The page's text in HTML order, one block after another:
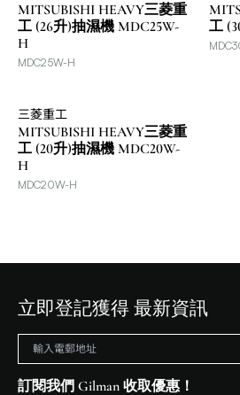
MITSUBISHI HEAVY三菱重
工 (26升)抽濕機 MDC25W-
H
MDC25W-H
三菱重工
MITSUBISHI HEAVY三菱重
工 (20升)抽濕機 MDC20W-
H
MDC20W-H
立即登記獲得 最新資訊
訂閱我們 Gilman 收取優惠！